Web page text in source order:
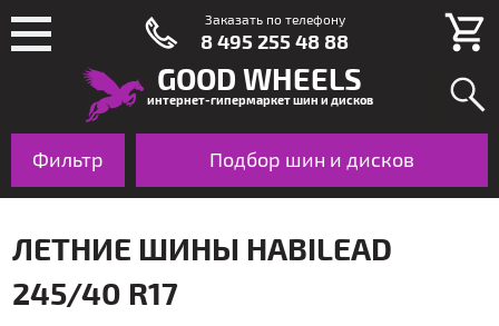
GOOD WHEELS
интернет-гипермаркет шин и дисков
Подбор шин и дисков
Фильтр Шины Диски По авто
ЛЕТНИЕ ШИНЫ HABILEAD
245/40 R17
Заказать по телефону
8 495 255 48 88